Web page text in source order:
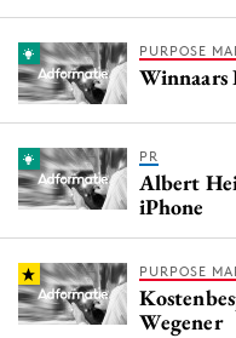
PURPOSE
Winnaars
PR
Albert
iPhone
PURPOSE
Wegener